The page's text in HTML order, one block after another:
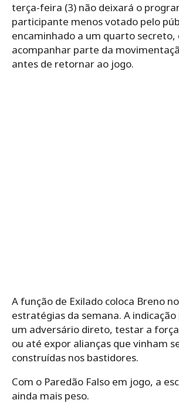
terça-feira (3) não deixará o
participante menos votado pelo
encaminhado a um quarto secreto,
acompanhar parte da
antes de retornar ao jogo.
A função de Exilado coloca Breno
estratégias da semana. A
um adversário direto, testar a
ou até expor alianças que vinham
construídas nos bastidores.
Com o Paredão Falso em jogo, a
ainda mais peso.